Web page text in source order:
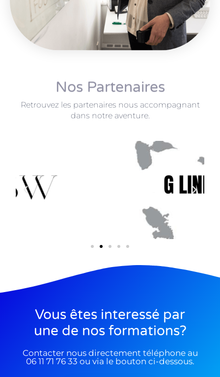
Nos Partenaires
Retrouvez les partenaires nous accompagnant
dans notre aventure.
Vous êtes interessé par
une de nos formations?
Contacter nous directement téléphone au
06 11 71 76 33 ou via le bouton ci-dessous.